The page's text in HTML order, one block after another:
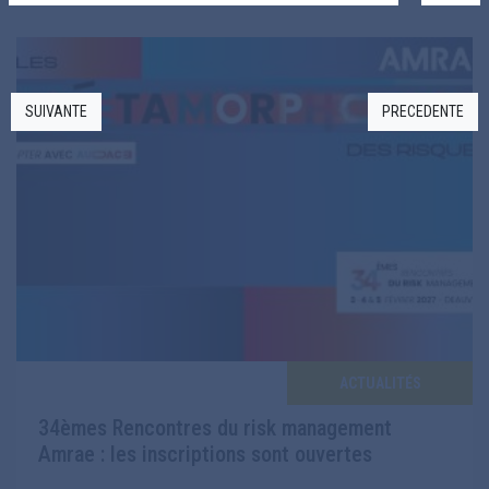
ACTUALITÉS
PRECEDENTE
SUIVANTE